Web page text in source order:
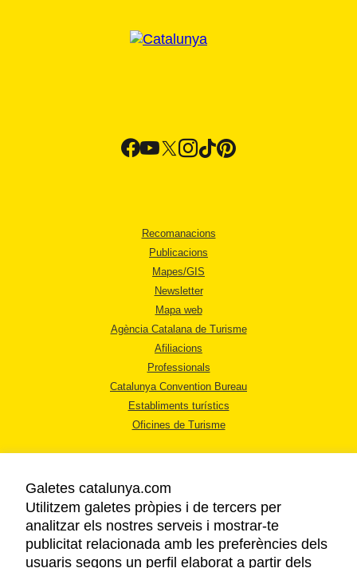
Recomanacions
Publicacions
Mapes/GIS
Newsletter
Mapa web
Agència Catalana de Turisme
Afiliacions
Professionals
Catalunya Convention Bureau
Establiments turístics
Oficines de Turisme
AVÍS LEGAL
POLÍTICA DE PRIVACITAT
Galetes catalunya.com
Utilitzem galetes pròpies i de tercers per
analitzar els nostres serveis i mostrar-te
publicitat relacionada amb les preferències dels
usuaris segons un perfil elaborat a partir dels